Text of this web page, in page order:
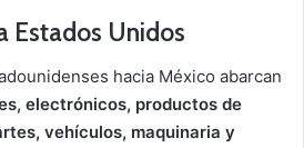
Estados Unidos
hacia México abarcan
electrónicos, productos de
vehículos, maquinaria y